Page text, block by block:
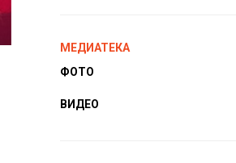
МЕДИАТЕКА
ФОТО
ВИДЕО